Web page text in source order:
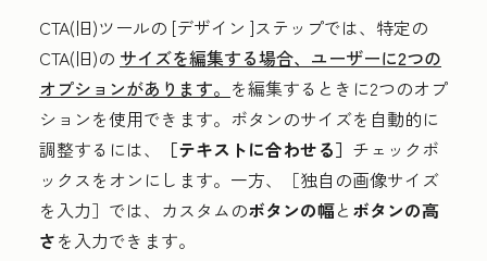
CTA(旧)ツールの [デザイン ]ステップでは、特定の
CTA(旧)の サイズを編集する場合、ユーザーに2つの
オプションがあります。 を編集するときに2つのオプ
ションを使用できます。ボタンのサイズを自動的に
調整するには、
［テキストに合わせる］ チェックボ
ックスをオンにします。一方、［独自の画像サイズ
を入力］では、カスタムのボタンの幅と ボタンの高
さを入力できます。